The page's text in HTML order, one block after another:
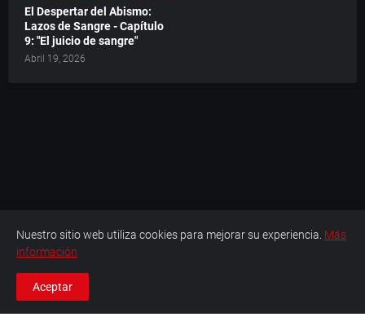
El Despertar del Abismo:
Lazos de Sangre - Capítulo
9: "El juicio de sangre"
Abril 19, 2026
Nuestro sitio web utiliza cookies para mejorar su experiencia. Más
información
Aceptar